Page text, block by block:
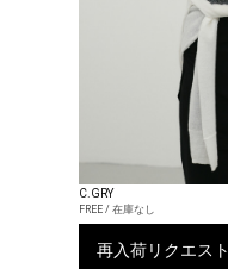
C.GRY
FREE / 在庫なし
再入荷リクエスト